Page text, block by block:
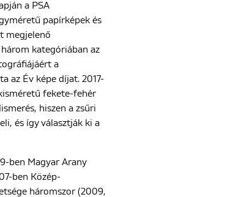
a PSA
papírképek és
megjelenő
kategóriában az
a
az Év képe díjat. 2017-
fekete-fehér
hiszen a zsűri
és így választják ki a
ben Magyar Arany
ben Közép-
háromszor (2009,